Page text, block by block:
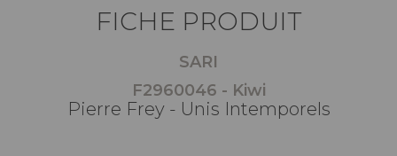
FICHE PRODUIT
SARI
F2960046 - Kiwi
Pierre Frey - Unis Intemporels